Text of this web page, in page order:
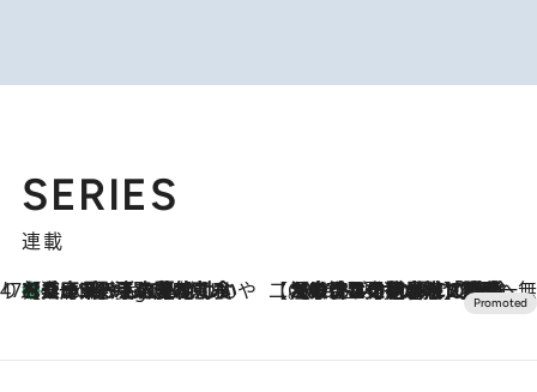
SERIES
連載
47都道府県の手みやげ ひんやりスイーツで夏を満喫
5 Hours Ago
【兵庫県】この夏絶対食べたい 冷やしておいしいおやつ3選 淡路島の恵みをジェラートに集約 【CREA×星野リゾート】唯一無二。癒しと発見が待つ場所へ
2026.8.7
【トンボの足水浴】ヒノキの香りに包まれて涼感マックス！約13℃の湧水かけ流しを避暑地「星野温泉 トンボの湯」で体験